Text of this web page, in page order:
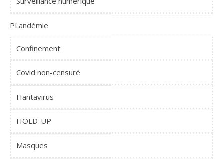
PLandémie
Confinement
Covid non-censuré
Hantavirus
HOLD-UP
Masques